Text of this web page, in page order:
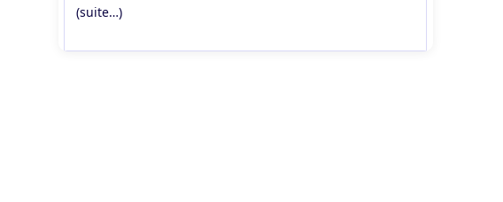
(suite…)